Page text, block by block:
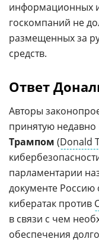
информационных
госкомпаний не
размещенных за
средств.
Ответ
Авторы
принятую недавно
Трампом (Donald
парламентарии
документе Россию
кибератак против
в связи с чем
обеспечения